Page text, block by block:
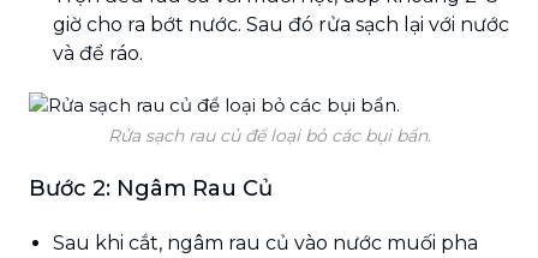
giờ cho ra bớt nước. Sau đó rửa sạch lại với nước
và để ráo.
Rửa sạch rau củ để loại bỏ các bụi bẩn.
Bước 2: Ngâm Rau Củ
Sau khi cắt, ngâm rau củ vào nước muối pha